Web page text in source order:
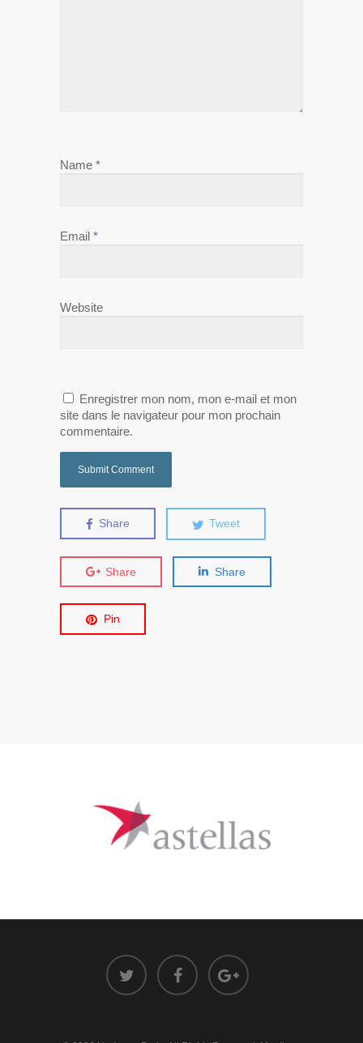
Name *
Email *
Website
Enregistrer mon nom, mon e-mail et mon
site dans le navigateur pour mon prochain
commentaire.
Share Tweet
Share Share
Pin